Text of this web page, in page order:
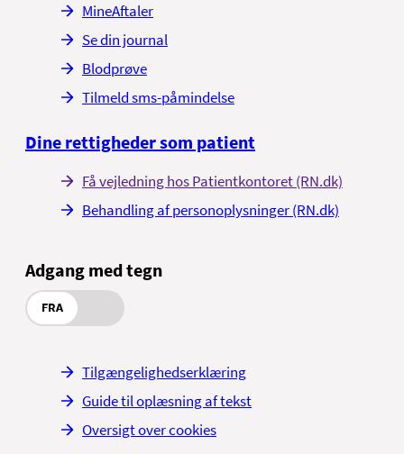
MineAftaler
Se din journal
Blodprøve
Tilmeld sms-påmindelse
Dine rettigheder som patient
Få vejledning hos Patientkontoret (RN.dk)
Behandling af personoplysninger (RN.dk)
Adgang med tegn
FRA
Tilgængelighedserklæring
Guide til oplæsning af tekst
Oversigt over cookies